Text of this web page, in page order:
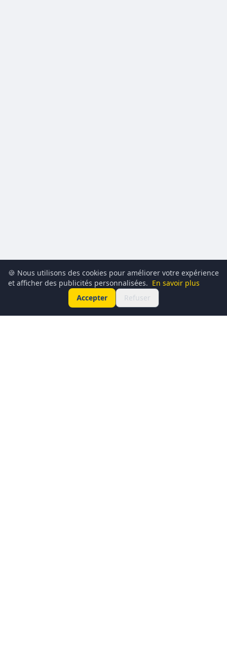
🍪 Nous utilisons des cookies pour améliorer votre expérience
et afficher des publicités personnalisées. En savoir plus
Accepter
Refuser